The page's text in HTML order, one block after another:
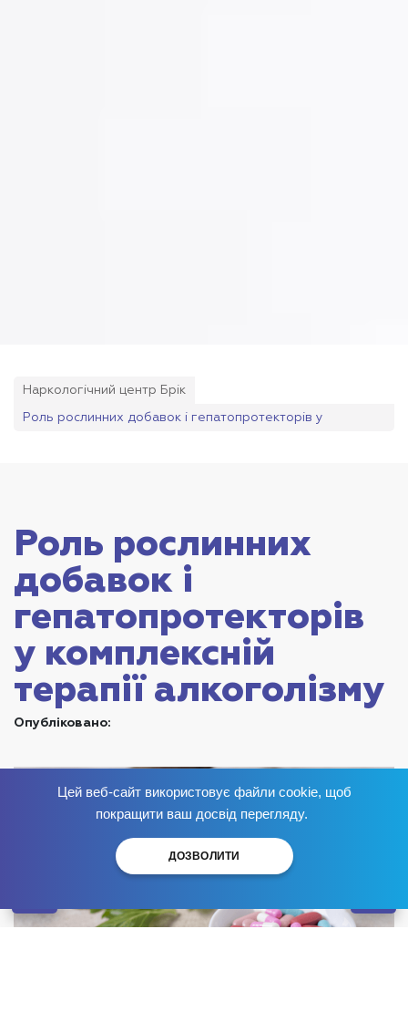
Цей веб-сайт використовує файли cookie, щоб
покращити ваш досвід перегляду.
ДОЗВОЛИТИ
Позбудься залежностізараз!
Наркологічний центр Брік
Роль рослинних добавок і гепатопротекторів у
Роль рослинних
добавок і
гепатопротекторів
у комплексній
терапії алкоголізму
Опубліковано: